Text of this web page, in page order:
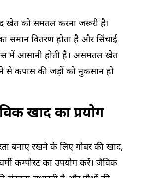
खेत को समतल करना जरूरी है।
समान वितरण होता है और सिंचाई
में आसानी होती है। असमतल खेत
से कपास की जड़ों को नुकसान हो
खाद का प्रयोग
बनाए रखने के लिए गोबर की खाद,
कम्पोस्ट का उपयोग करें। जैविक